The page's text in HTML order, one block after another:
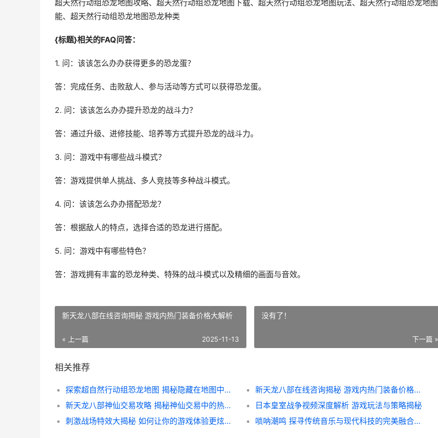
超天然行动组恐龙地图攻略、超天然行动组恐龙地图下载、超天然行动组恐龙地图玩法、超天然行动组恐龙地
能、超天然行动组恐龙地图恐龙种类
{标题}相关的FAQ问答：
1. 问：该该怎么办办获得更多的恐龙蛋？
答：完成任务、击败敌人、参与活动等方式可以获得恐龙蛋。
2. 问：该该怎么办办提升恐龙的战斗力？
答：通过升级、进修技能、培养等方式提升恐龙的战斗力。
3. 问：游戏中有哪些战斗模式？
答：游戏提供单人挑战、多人竞技等多种战斗模式。
4. 问：该该怎么办办搭配恐龙？
答：根据敌人的特点，选择合适的恐龙进行搭配。
5. 问：游戏中有哪些特色？
答：游戏拥有丰富的恐龙种类、特殊的战斗模式以及精细的画面与音效。
新天龙八部在线咨询揭秘 游戏内热门装备价格大解析
« 上一篇 2025-11-13
没有了！
下一篇 »
相关推荐
探索超自然行动组恐龙地图 揭秘隐藏在地图中的神秘世界
新天龙八部在线咨询揭秘 游戏内热门装备价格大解析
新天龙八部神仙交易攻略 揭秘神仙交易中的热门物品与价格
日本皇室战争视频深度解析 游戏玩法与策略揭秘
刺激战场特效大揭秘 如何让你的游戏体验更炫酷——特效装备价格全解析
唢呐潮鸣 探寻传统音乐与现代科技的完美融合——揭秘 唢呐潮鸣 主题的科技产品体验